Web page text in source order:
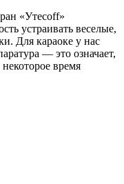
«Утесoff»
устраивать веселые,
Для караоке у нас
— это означает,
время